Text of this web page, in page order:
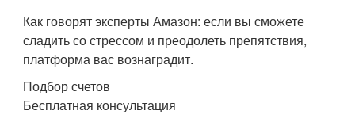
Как говорят эксперты Амазон: если вы сможете
сладить со стрессом и преодолеть препятствия,
платформа вас вознаградит.
Подбор счетов
Бесплатная консультация